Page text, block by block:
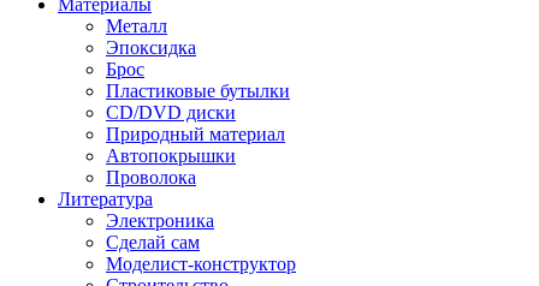
Материалы
Металл
Эпоксидка
Брос
Пластиковые бутылки
CD/DVD диски
Природный материал
Автопокрышки
Проволока
Литература
Электроника
Сделай сам
Моделист-конструктор